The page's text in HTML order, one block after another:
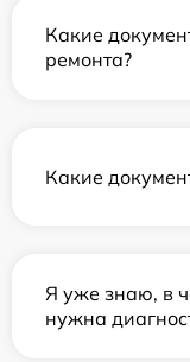
Какие
ремонта?
Какие
Я уже знаю, в
нужна